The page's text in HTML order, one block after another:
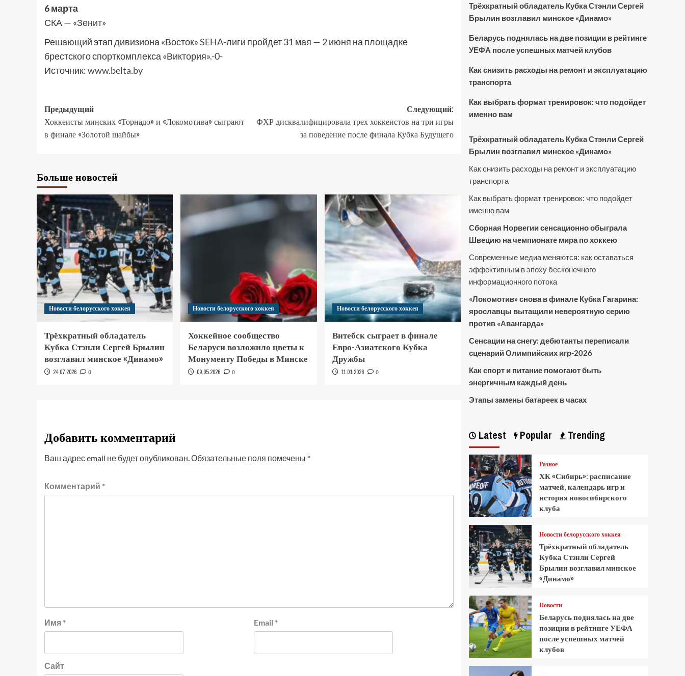
6 марта
СКА — «Зенит»
Решающий этап дивизиона «Восток» SEHA-лиги пройдет 31 мая — 2 июня на площадке
брестского спорткомплекса «Виктория».-0-
Источник:www.belta.by
Предыдущий
Хоккеисты минских «Торнадо» и «Локомотива» сыграют
в финале «Золотой шайбы»
Следующий:
ФХР дисквалифицировала трех хоккеистов на три игры
за поведение после финала Кубка Будущего
Больше новостей
Новости белорусского хоккея
Трёхкратный обладатель
Кубка Стэнли Сергей Брылин
возглавил минское «Динамо»
24.07.2026 0
Новости белорусского хоккея
Хоккейное сообщество
Беларуси возложило цветы к
Монументу Победы в Минске
09.05.2026 0
Новости белорусского хоккея
Витебск сыграет в финале
Евро-Азиатского Кубка
Дружбы
11.01.2026 0
Добавить комментарий
Ваш адрес email не будет опубликован.Обязательные поля помечены *
Комментарий *
Имя * Email *
Сайт
Трёхкратный обладатель Кубка Стэнли Сергей
Брылин возглавил минское «Динамо»
Беларусь поднялась на две позиции в рейтинге
УЕФА после успешных матчей клубов
Как снизить расходы на ремонт и эксплуатацию
транспорта
Как выбрать формат тренировок: что подойдет
именно вам
Трёхкратный обладатель Кубка Стэнли Сергей
Брылин возглавил минское «Динамо»
Как снизить расходы на ремонт и эксплуатацию
транспорта
Как выбрать формат тренировок: что подойдет
именно вам
Сборная Норвегии сенсационно обыграла
Швецию на чемпионате мира по хоккею
Современные медиа меняются: как оставаться
эффективным в эпоху бесконечного
информационного потока
«Локомотив» снова в финале Кубка Гагарина:
ярославцы вытащили невероятную серию
против «Авангарда»
Сенсации на снегу: дебютанты переписали
сценарий Олимпийских игр-2026
Как спорт и питание помогают быть
энергичным каждый день
Этапы замены батареек в часах
Latest Popular Trending
Разное
ХК «Сибирь»: расписание
матчей, календарь игр и
история новосибирского
клуба
Новости белорусского хоккея
Трёхкратный обладатель
Кубка Стэнли Сергей
Брылин возглавил минское
«Динамо»
Новости
Беларусь поднялась на две
позиции в рейтинге УЕФА
после успешных матчей
клубов